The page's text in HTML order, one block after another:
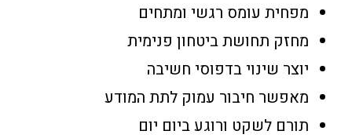
מפחית עומס רגשי ומתחים
מחזק תחושת ביטחון פנימית
יוצר שינוי בדפוסי חשיבה
מאפשר חיבור עמוק לתת המודע
תורם לשקט ורוגע ביום יום